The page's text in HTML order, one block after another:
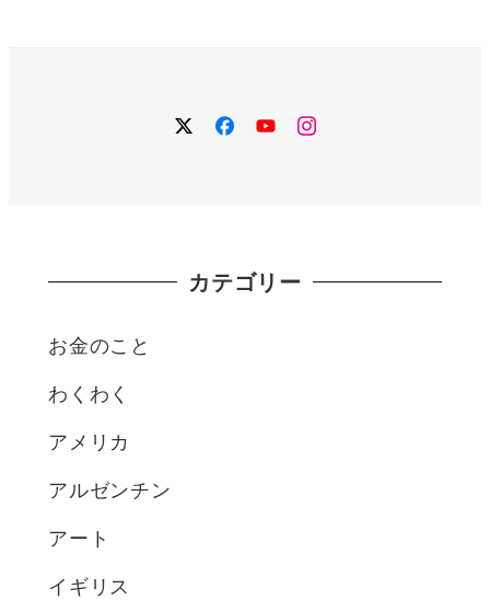
送
り
twitterfacebook
YouTubeinstagram
カテゴリー
お金のこと
わくわく
アメリカ
アルゼンチン
アート
イギリス